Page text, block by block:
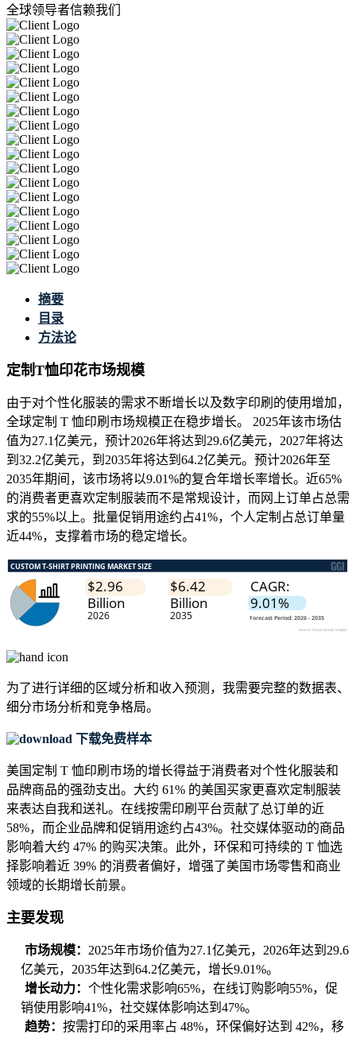
全球领导者信赖我们
摘要
目录
方法论
定制T恤印花市场规模
由于对个性化服装的需求不断增长以及数字印刷的使用增加，
全球定制 T 恤印刷市场规模正在稳步增长。 2025年该市场估
值为27.1亿美元，预计2026年将达到29.6亿美元，2027年将达
到32.2亿美元，到2035年将达到64.2亿美元。预计2026年至
2035年期间，该市场将以9.01%的复合年增长率增长。近65%
的消费者更喜欢定制服装而不是常规设计，而网上订单占总需
求的55%以上。批量促销用途约占41%，个人定制占总订单量
近44%，支撑着市场的稳定增长。
为了进行详细的区域分析和收入预测，我需要完整的数据表、
细分市场分析和竞争格局。
下载免费样本
美国定制 T 恤印刷市场的增长得益于消费者对个性化服装和
品牌商品的强劲支出。大约 61% 的美国买家更喜欢定制服装
来表达自我和送礼。在线按需印刷平台贡献了总订单的近
58%，而企业品牌和促销用途约占43%。社交媒体驱动的商品
影响着大约 47% 的购买决策。此外，环保和可持续的 T 恤选
择影响着近 39% 的消费者偏好，增强了美国市场零售和商业
领域的长期增长前景。
主要发现
市场规模： 2025年市场价值为27.1亿美元，2026年达到29.6
亿美元，2035年达到64.2亿美元，增长9.01%。
增长动力： 个性化需求影响65%，在线订购影响55%，促
销使用影响41%，社交媒体影响达到47%。
趋势： 按需打印的采用率占 48%，环保偏好达到 42%，移